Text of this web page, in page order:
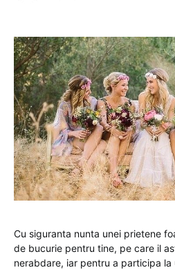
Cu siguranta nunta unei prietene
de bucurie pentru tine, pe care il
nerabdare, iar pentru a participa la